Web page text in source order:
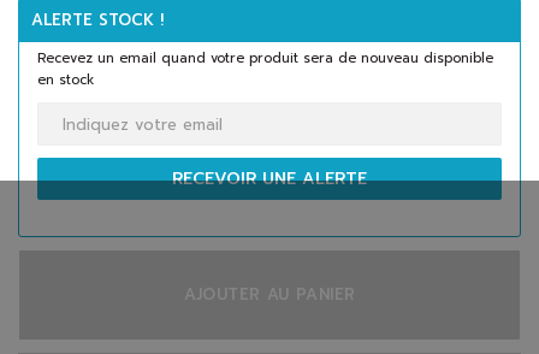
ALERTE STOCK !
Recevez un email quand votre produit sera de nouveau disponible
en stock
RECEVOIR UNE ALERTE
AJOUTER AU PANIER